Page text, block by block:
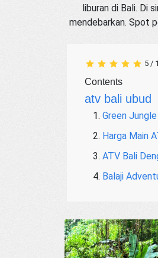
liburan di Bali. Di
mendebarkan. Spot
5 /
Contents
atv bali ubud
Green
Harga Main
ATV Bali
Balaji